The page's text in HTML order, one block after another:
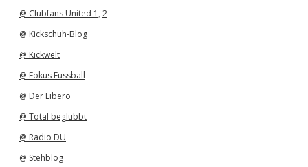
@ Clubfans United 1 , 2
@ Kickschuh-Blog
@ Kickwelt
@ Fokus Fussball
@ Der Libero
@ Total beglubbt
@ Radio DU
@ Stehblog